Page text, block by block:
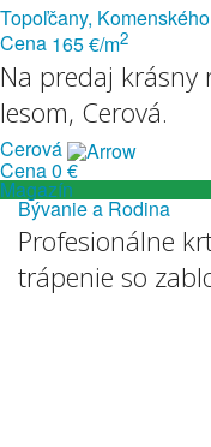
Topoľčany, Komenského
Cena 165 €/m2
Na predaj krásny
lesom, Cerová.
Cerová
Cena0 €
Magazín
Bývanie a Rodina
Profesionálne
trápenie so